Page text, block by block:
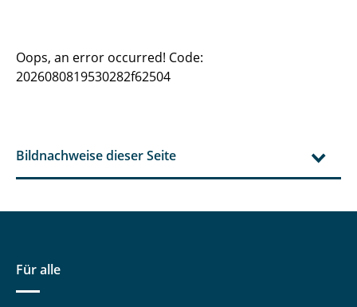
Oops, an error occurred! Code:
2026080819530282f62504
Bildnachweise dieser Seite
Für alle